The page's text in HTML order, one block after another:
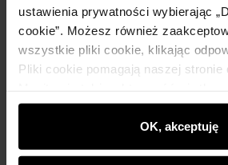
ustawienia prywatności wybierając
cookie”. Możesz również
wszystkie pliki cookie, klikając
Pliki cookie pomagają naszej stronie
wyświetlać im dopasowane do ich
rekomendacje oraz komunikaty
najnowszych promocjach w e-
OK, akceptuję
Skład i wymiary